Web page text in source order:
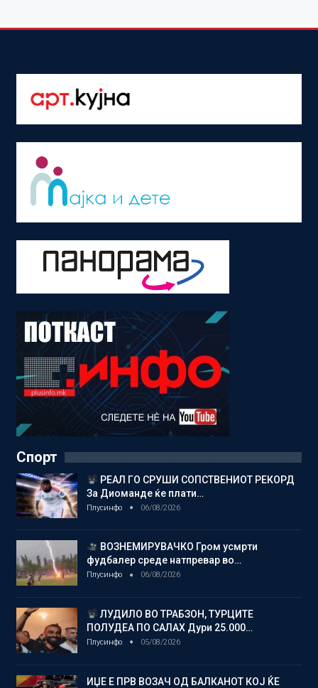
Спорт
РЕАЛ ГО СРУШИ СОПСТВЕНИОТ РЕКОРД
За Диоманде ќе плати…
Плусинфо 06/08/2026
ВОЗНЕМИРУВАЧКО Гром усмрти
фудбалер среде натпревар во…
Плусинфо 06/08/2026
ЛУДИЛО ВО ТРАБЗОН, ТУРЦИТЕ
ПОЛУДЕА ПО САЛАХ Дури 25.000…
Плусинфо 05/08/2026
ИЏЕ Е ПРВ ВОЗАЧ ОД БАЛКАНОТ КОЈ ЌЕ